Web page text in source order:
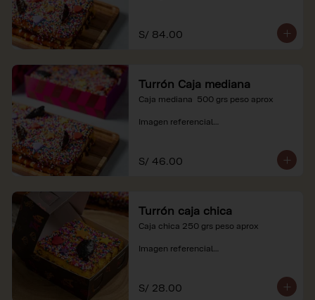
S/ 84.00
Turrón Caja mediana
Caja mediana  500 grs peso aprox
Imagen referencial
soles e incluyen impuestos de ley y
recargo al consumo.
S/ 46.00
Turrón caja chica
Caja chica 250 grs peso aprox
Imagen referencial
soles e incluyen impuestos de ley y
recargo al consumo.
S/ 28.00